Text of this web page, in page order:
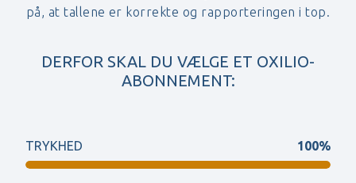
på, at tallene er korrekte og rapporteringen i top.
DERFOR SKAL DU VÆLGE ET OXILIO-
ABONNEMENT:
TRYKHED 100%